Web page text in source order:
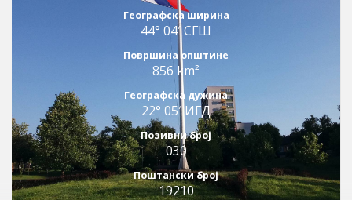
Географска ширина
44° 04′ СГШ
Површина општине
856 km²
Географска дужина
22° 05′ ИГД
Позивни број
030
Поштански број
19210